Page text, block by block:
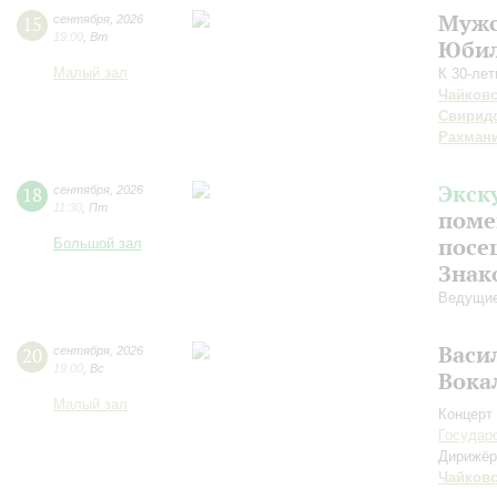
15 сентября 2026
19:00 Вт
Малый зал
К 30-
18 сентября 2026
11:30 Пт
Большой зал
20 сентября 2026
19:00 Вс
Малый зал